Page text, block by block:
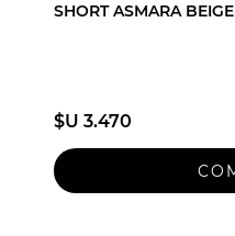
SHORT ASMARA BEIGE
$U 3.470